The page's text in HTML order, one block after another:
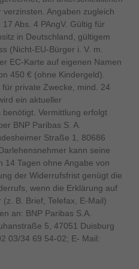
Stereo-Lautsprecher
Staubgeschützt
Batterie
Wh
Angaben zugleich
Abs. 4 PAngV. Gültig für
in Deutschland, gültigem
(Nicht-EU-Bürger i. V. m.
EC-Karte auf eigenen Namen
450 € (ohne Kindergeld).
private Zwecke, mind. 24
ein aktueller
Vermittlung erfolgt
BNP Paribas S. A.
Straße 1, 80686
kann seine
14 Tagen ohne Angabe von
der Widerrufsfrist genügt die
wenn die Erklärung auf
B. Brief, Telefax, E-Mail)
an: BNP Paribas S.A.
5, 47051 Duisburg
03/34 69 54-02; E- Mail: